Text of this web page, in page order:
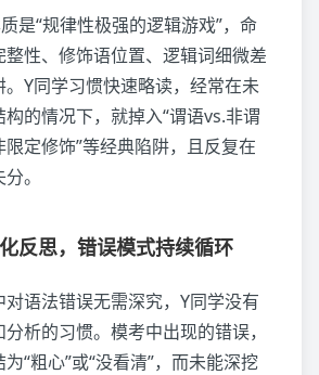
是“规律性极强的逻辑游戏”，命
性、修饰语位置、逻辑词细微差
Y同学习惯快速略读，经常在未
的情况下，就掉入“谓语vs.非谓
限定修饰”等经典陷阱，且反复在
。
反思，错误模式持续循环
语法错误无需深究，Y同学没有
析的习惯。模考中出现的错误，
“粗心”或“没看清”，而未能深挖